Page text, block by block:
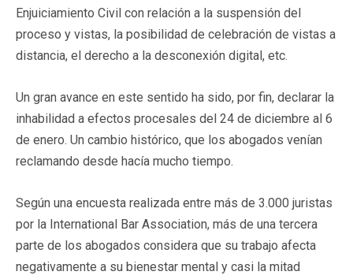
Enjuiciamiento Civil con relación a la suspensión del
proceso y vistas, la posibilidad de celebración de vistas a
distancia, el derecho a la desconexión digital, etc.
Un gran avance en este sentido ha sido, por fin, declarar la
inhabilidad a efectos procesales del 24 de diciembre al 6
de enero. Un cambio histórico, que los abogados venían
reclamando desde hacía mucho tiempo.
Según una encuesta realizada entre más de 3.000 juristas
por la International Bar Association, más de una tercera
parte de los abogados considera que su trabajo afecta
negativamente a su bienestar mental y casi la mitad